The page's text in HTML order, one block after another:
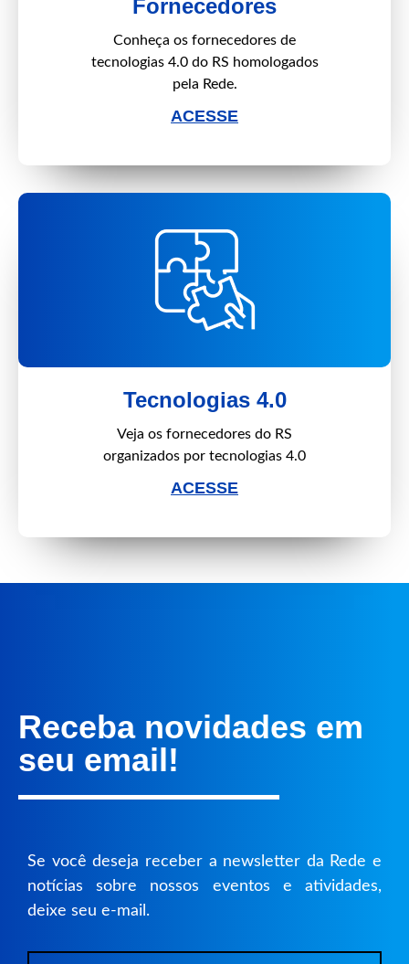
Fornecedores
Conheça os fornecedores de
tecnologias 4.0 do RS homologados
pela Rede.
ACESSE
Tecnologias 4.0
Veja os fornecedores do RS
organizados por tecnologias 4.0
ACESSE
Receba novidades em
seu email!
Se você deseja receber a newsletter da Rede e
notícias sobre nossos eventos e atividades,
deixe seu e-mail.